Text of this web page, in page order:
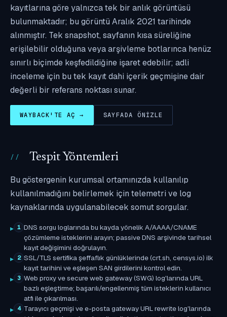
kayıtlarına göre yalnızca tek bir anlık görüntüsü
bulunmaktadır; bu görüntü Aralık 2021 tarihinde
alınmıştır. Tek snapshot, sayfanın kısa süreliğine
erişilebilir olduğuna veya arşivleme botlarınca henüz
sınırlı biçimde keşfedildiğine işaret edebilir; adli
inceleme için bu tek kayıt dahi içerik geçmişine dair
değerli bir referans noktası sunar.
WAYBACK'TE AÇ → SAYFADA ÖNIZLE
Tespit Yöntemleri
Bu göstergenin kurumsal ortamınızda kullanılıp
kullanılmadığını belirlemek için telemetri ve log
kaynaklarında uygulanabilecek somut sorgular.
1 DNS sorgu loglarında bu kayda yönelik A/AAAA/CNAME
çözümleme isteklerini arayın; passive DNS arşivinde tarihsel
kayıt değişimini doğrulayın.
2 SSL/TLS sertifika şeffaflık günlüklerinde (crt.sh, censys.io) ilk
kayıt tarihini ve eşleşen SAN girdilerini kontrol edin.
3 Web proxy ve secure web gateway (SWG) log'larında URL
bazlı eşleştirme; başarılı/engellenmiş tüm isteklerin kullanıcı
atfı ile çıkarılması.
4 Tarayıcı geçmişi ve e-posta gateway URL rewrite log'larında